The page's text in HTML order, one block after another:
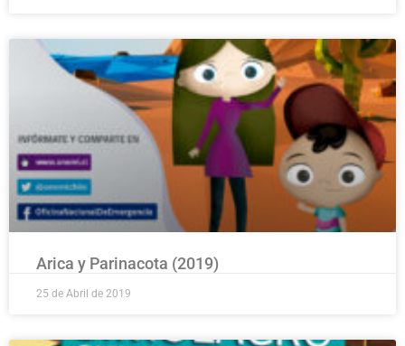
Arica y Parinacota (2019)
25 de Abril de 2019